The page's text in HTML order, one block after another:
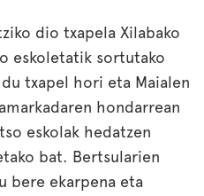
dio txapela Xilabako
eskoletatik sortutako
txapel hori eta Maialen
hondarrean
eskolak hedatzen
bat. Bertsularien
bere ekarpena eta